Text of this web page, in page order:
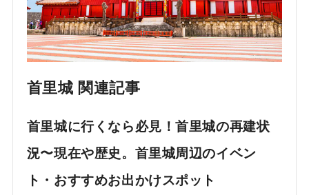
首里城 関連記事
首里城に行くなら必見！首里城の再建状
況〜現在や歴史。首里城周辺のイベン
ト・おすすめお出かけスポット